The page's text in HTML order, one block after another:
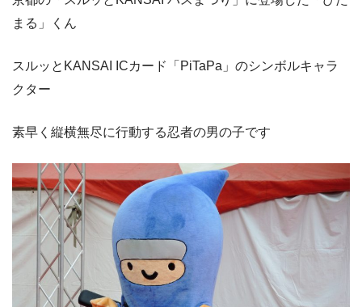
まる」くん
スルッとKANSAI ICカード「PiTaPa」のシンボルキャラ
クター
素早く縦横無尽に行動する忍者の男の子です